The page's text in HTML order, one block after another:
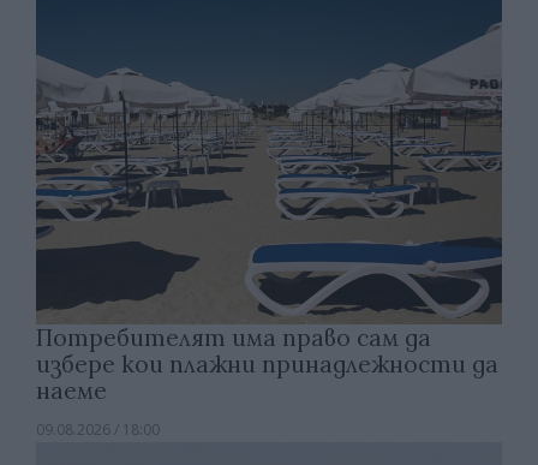
Потребителят има право сам да
избере кои плажни принадлежности да
наеме
09.08.2026 / 18:00